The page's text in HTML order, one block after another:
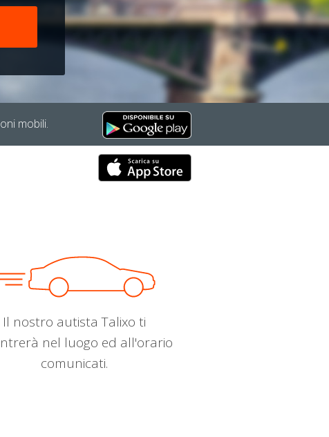
mobili.
Il nostro autista Talixo ti
nel luogo ed all'orario
comunicati.